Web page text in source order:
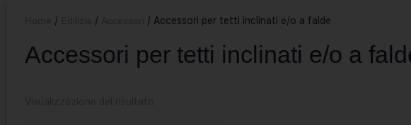
/ / / Accessori per tetti inclinati e/o a falde
Accessori per tetti inclinati e/o a